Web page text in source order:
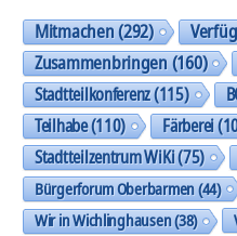
Mitmachen(292)
Zusammenbringen(160)
Stadtteilkonferenz(115)
Teilhabe(110) Färberei
Stadtteilzentrum WiKi(75)
Bürgerforum Oberbarmen(44)
Wir in Wichlinghausen(38)